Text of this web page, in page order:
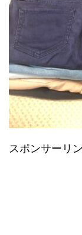
スポンサーリ